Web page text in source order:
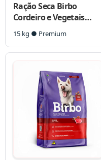
Ração Seca Birbo
Cordeiro e Vegetais
para Cães Adultos
15 kg ● Premium